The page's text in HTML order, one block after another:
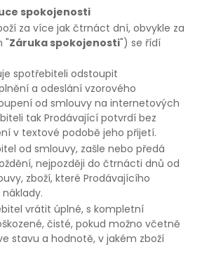
spokojenosti
za více jak čtrnáct dní, obvykle za
"Záruka spokojenosti") se řídí
spotřebiteli odstoupit
a odeslání vzorového
od smlouvy na internetových
tak Prodávající potvrdí bez
v textové podobě jeho přijetí.
od smlouvy, zašle nebo předá
nejpozději do čtrnácti dnů od
zboží, které Prodávajícího
vrátit úplné, s kompletní
čisté, pokud možno včetně
stavu a hodnotě, v jakém zboží